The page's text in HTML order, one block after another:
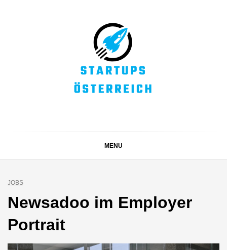
MENU
JOBS
Newsadoo im Employer
Portrait